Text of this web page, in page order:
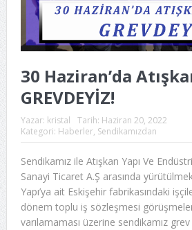
30 Haziran’da
GREVDEYİZ!
Yazar: kristal Tarih: Haziran 20, 2022
Kategori: Haberler, Sendikamızdan
Sendikamız ile Atışkan Yapı Ve
Sanayi Ticaret A.Ş arasında
Yapı’ya ait Eskişehir fabrikasındaki
dönem toplu iş sözleşmesi
varılamaması üzerine sendikamız grev